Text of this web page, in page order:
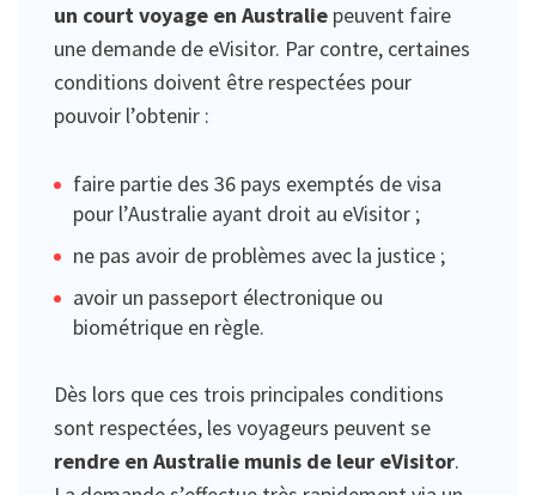
un court voyage en Australie peuvent faire
une demande de eVisitor. Par contre, certaines
conditions doivent être respectées pour
pouvoir l’obtenir :
faire partie des 36 pays exemptés de visa
pour l’Australie ayant droit au eVisitor ;
ne pas avoir de problèmes avec la justice ;
avoir un passeport électronique ou
biométrique en règle.
Dès lors que ces trois principales conditions
sont respectées, les voyageurs peuvent se
rendre en Australie munis de leur eVisitor.